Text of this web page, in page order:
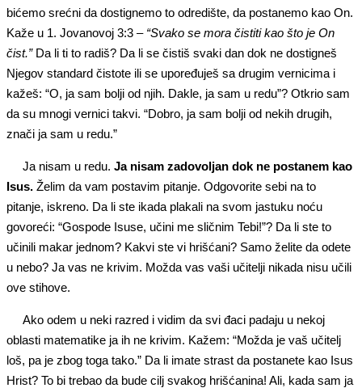
bićemo srećni da dostignemo to odredište, da postanemo kao On.
Kaže u 1. Jovanovoj 3:3 – “Svako se mora čistiti kao što je On
čist.” Da li ti to radiš? Da li se čistiš svaki dan dok ne dostigneš
Njegov standard čistote ili se upoređuješ sa drugim vernicima i
kažeš: “O, ja sam bolji od njih. Dakle, ja sam u redu”? Otkrio sam
da su mnogi vernici takvi. “Dobro, ja sam bolji od nekih drugih,
znači ja sam u redu.”
Ja nisam u redu. Ja nisam zadovoljan dok ne postanem kao
Isus. Želim da vam postavim pitanje. Odgovorite sebi na to
pitanje, iskreno. Da li ste ikada plakali na svom jastuku noću
govoreći: “Gospode Isuse, učini me sličnim Tebi!”? Da li ste to
učinili makar jednom? Kakvi ste vi hrišćani? Samo želite da odete
u nebo? Ja vas ne krivim. Možda vas vaši učitelji nikada nisu učili
ove stihove.
Ako odem u neki razred i vidim da svi đaci padaju u nekoj
oblasti matematike ja ih ne krivim. Kažem: “Možda je vaš učitelj
loš, pa je zbog toga tako.” Da li imate strast da postanete kao Isus
Hrist? To bi trebao da bude cilj svakog hrišćanina! Ali, kada sam ja